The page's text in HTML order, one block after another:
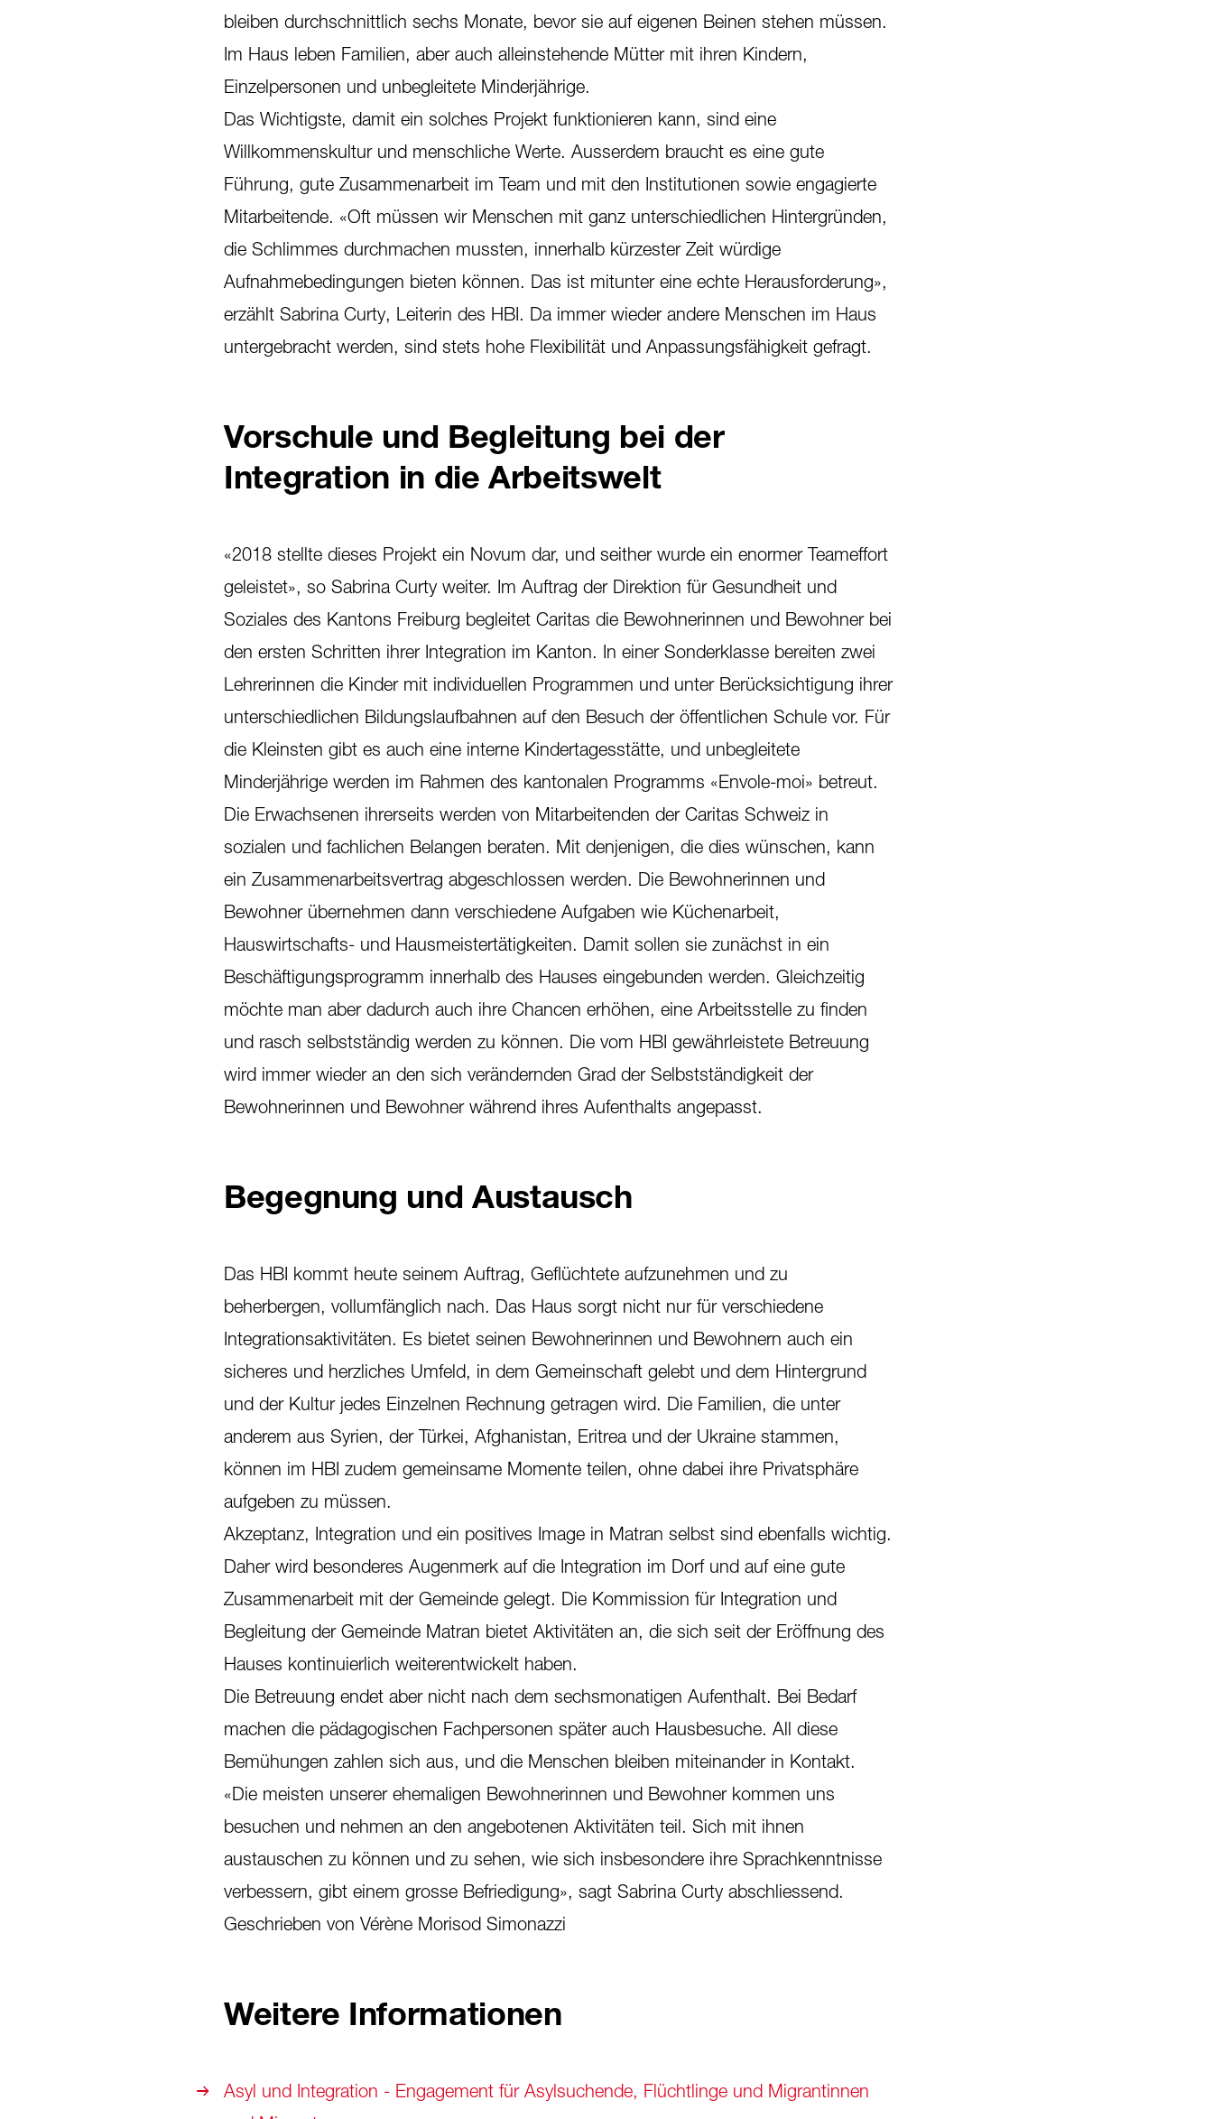
bleiben durchschnittlich sechs Monate, bevor sie auf eigenen Beinen stehen müssen.
Im Haus leben Familien, aber auch alleinstehende Mütter mit ihren Kindern,
Einzelpersonen und unbegleitete Minderjährige.
Das Wichtigste, damit ein solches Projekt funktionieren kann, sind eine
Willkommenskultur und menschliche Werte. Ausserdem braucht es eine gute
Führung, gute Zusammenarbeit im Team und mit den Institutionen sowie engagierte
Mitarbeitende. «Oft müssen wir Menschen mit ganz unterschiedlichen Hintergründen,
die Schlimmes durchmachen mussten, innerhalb kürzester Zeit würdige
Aufnahmebedingungen bieten können. Das ist mitunter eine echte Herausforderung»,
erzählt Sabrina Curty, Leiterin des HBI. Da immer wieder andere Menschen im Haus
untergebracht werden, sind stets hohe Flexibilität und Anpassungsfähigkeit gefragt.
Vorschule und Begleitung bei der
Integration in die Arbeitswelt
«2018 stellte dieses Projekt ein Novum dar, und seither wurde ein enormer Teameffort
geleistet», so Sabrina Curty weiter. Im Auftrag der Direktion für Gesundheit und
Soziales des Kantons Freiburg begleitet Caritas die Bewohnerinnen und Bewohner bei
den ersten Schritten ihrer Integration im Kanton. In einer Sonderklasse bereiten zwei
Lehrerinnen die Kinder mit individuellen Programmen und unter Berücksichtigung ihrer
unterschiedlichen Bildungslaufbahnen auf den Besuch der öffentlichen Schule vor. Für
die Kleinsten gibt es auch eine interne Kindertagesstätte, und unbegleitete
Minderjährige werden im Rahmen des kantonalen Programms «Envole-moi» betreut.
Die Erwachsenen ihrerseits werden von Mitarbeitenden der Caritas Schweiz in
sozialen und fachlichen Belangen beraten. Mit denjenigen, die dies wünschen, kann
ein Zusammenarbeitsvertrag abgeschlossen werden. Die Bewohnerinnen und
Bewohner übernehmen dann verschiedene Aufgaben wie Küchenarbeit,
Hauswirtschafts- und Hausmeistertätigkeiten. Damit sollen sie zunächst in ein
Beschäftigungsprogramm innerhalb des Hauses eingebunden werden. Gleichzeitig
möchte man aber dadurch auch ihre Chancen erhöhen, eine Arbeitsstelle zu finden
und rasch selbstständig werden zu können. Die vom HBI gewährleistete Betreuung
wird immer wieder an den sich verändernden Grad der Selbstständigkeit der
Bewohnerinnen und Bewohner während ihres Aufenthalts angepasst.
Begegnung und Austausch
Das HBI kommt heute seinem Auftrag, Geflüchtete aufzunehmen und zu
beherbergen, vollumfänglich nach. Das Haus sorgt nicht nur für verschiedene
Integrationsaktivitäten. Es bietet seinen Bewohnerinnen und Bewohnern auch ein
sicheres und herzliches Umfeld, in dem Gemeinschaft gelebt und dem Hintergrund
und der Kultur jedes Einzelnen Rechnung getragen wird. Die Familien, die unter
anderem aus Syrien, der Türkei, Afghanistan, Eritrea und der Ukraine stammen,
können im HBI zudem gemeinsame Momente teilen, ohne dabei ihre Privatsphäre
aufgeben zu müssen.
Akzeptanz, Integration und ein positives Image in Matran selbst sind ebenfalls wichtig.
Daher wird besonderes Augenmerk auf die Integration im Dorf und auf eine gute
Zusammenarbeit mit der Gemeinde gelegt. Die Kommission für Integration und
Begleitung der Gemeinde Matran bietet Aktivitäten an, die sich seit der Eröffnung des
Hauses kontinuierlich weiterentwickelt haben.
Die Betreuung endet aber nicht nach dem sechsmonatigen Aufenthalt. Bei Bedarf
machen die pädagogischen Fachpersonen später auch Hausbesuche. All diese
Bemühungen zahlen sich aus, und die Menschen bleiben miteinander in Kontakt.
«Die meisten unserer ehemaligen Bewohnerinnen und Bewohner kommen uns
besuchen und nehmen an den angebotenen Aktivitäten teil. Sich mit ihnen
austauschen zu können und zu sehen, wie sich insbesondere ihre Sprachkenntnisse
verbessern, gibt einem grosse Befriedigung», sagt Sabrina Curty abschliessend.
Geschrieben von Vérène Morisod Simonazzi
Weitere Informationen
Asyl und Integration - Engagement für Asylsuchende, Flüchtlinge und Migrantinnen